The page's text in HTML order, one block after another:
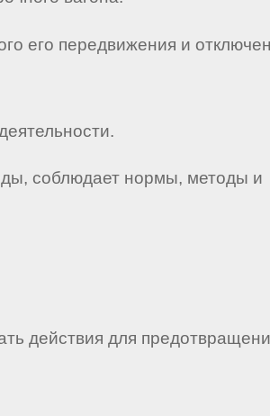
его передвижения и
соблюдает нормы, методы и
действия для